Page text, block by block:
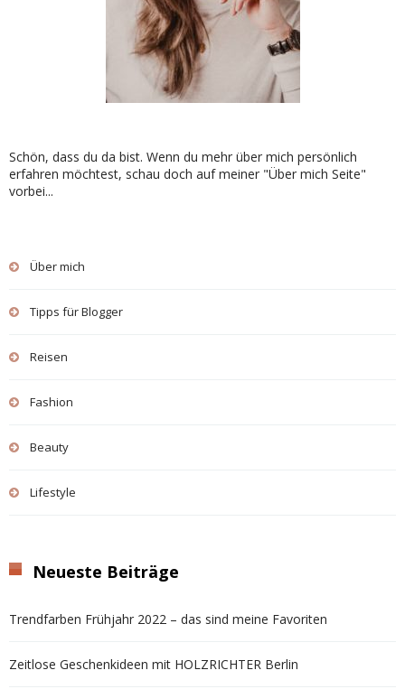
Schön, dass du da bist. Wenn du mehr über mich persönlich
erfahren möchtest, schau doch auf meiner "Über mich Seite"
vorbei...
Über mich
Tipps für Blogger
Reisen
Fashion
Beauty
Lifestyle
Neueste Beiträge
Trendfarben Frühjahr 2022 – das sind meine Favoriten
Zeitlose Geschenkideen mit HOLZRICHTER Berlin